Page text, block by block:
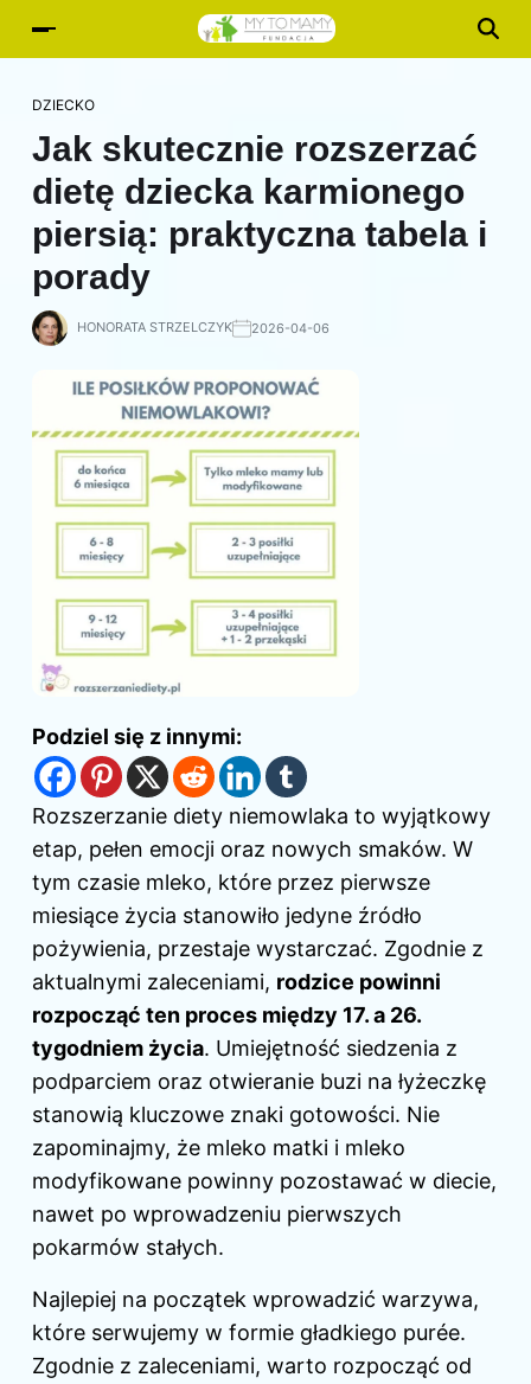
DZIECKO
Jak skutecznie rozszerzać
dietę dziecka karmionego
piersią: praktyczna tabela i
porady
HONORATA STRZELCZYK 2026-04-06
Podziel się z innymi:
Rozszerzanie diety niemowlaka to wyjątkowy
etap, pełen emocji oraz nowych smaków. W
tym czasie mleko, które przez pierwsze
miesiące życia stanowiło jedyne źródło
pożywienia, przestaje wystarczać. Zgodnie z
aktualnymi zaleceniami, rodzice powinni
rozpocząć ten proces między 17. a 26.
tygodniem życia. Umiejętność siedzenia z
podparciem oraz otwieranie buzi na łyżeczkę
stanowią kluczowe znaki gotowości. Nie
zapominajmy, że mleko matki i mleko
modyfikowane powinny pozostawać w diecie,
nawet po wprowadzeniu pierwszych
pokarmów stałych.
Najlepiej na początek wprowadzić warzywa,
które serwujemy w formie gładkiego purée.
Zgodnie z zaleceniami, warto rozpocząć od